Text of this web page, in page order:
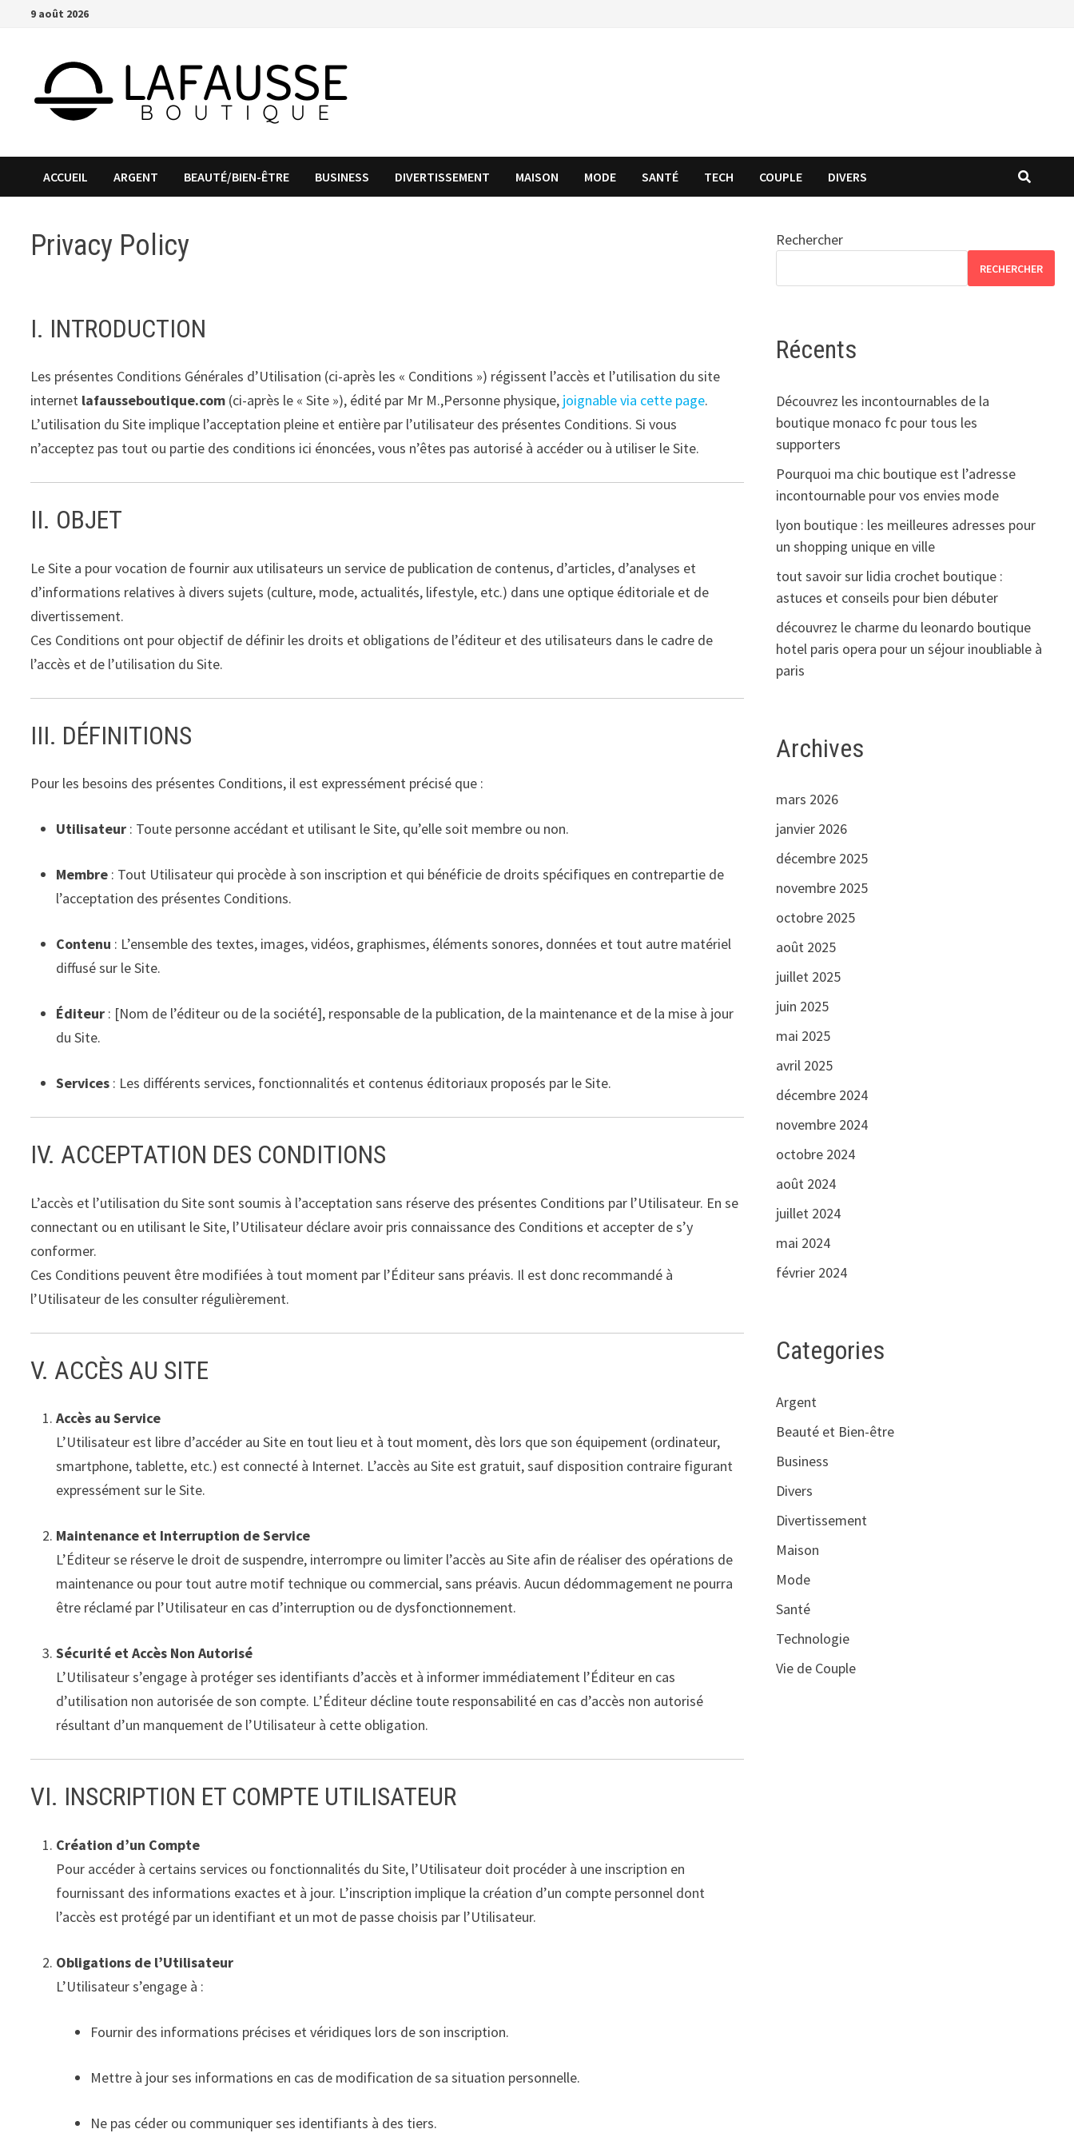
Passer9 août 2026
ACCUEIL ARGENT BEAUTÉ/BIEN-ÊTRE BUSINESS DIVERTISSEMENT MAISON MODE SANTÉ TECH COUPLE DIVERS
Privacy Policy
I. INTRODUCTION
Les présentes Conditions Générales d’Utilisation (ci-après les « Conditions ») régissent l’accès et l’utilisation du site
internet lafausseboutique.com (ci-après le « Site »), édité par Mr M.,Personne physique, joignable via cette page.
L’utilisation du Site implique l’acceptation pleine et entière par l’utilisateur des présentes Conditions. Si vous
n’acceptez pas tout ou partie des conditions ici énoncées, vous n’êtes pas autorisé à accéder ou à utiliser le Site.
II. OBJET
Le Site a pour vocation de fournir aux utilisateurs un service de publication de contenus, d’articles, d’analyses et
d’informations relatives à divers sujets (culture, mode, actualités, lifestyle, etc.) dans une optique éditoriale et de
divertissement.
Ces Conditions ont pour objectif de définir les droits et obligations de l’éditeur et des utilisateurs dans le cadre de
l’accès et de l’utilisation du Site.
III. DÉFINITIONS
Pour les besoins des présentes Conditions, il est expressément précisé que :
Utilisateur : Toute personne accédant et utilisant le Site, qu’elle soit membre ou non.
Membre : Tout Utilisateur qui procède à son inscription et qui bénéficie de droits spécifiques en contrepartie de
l’acceptation des présentes Conditions.
Contenu : L’ensemble des textes, images, vidéos, graphismes, éléments sonores, données et tout autre matériel
diffusé sur le Site.
Éditeur : [Nom de l’éditeur ou de la société], responsable de la publication, de la maintenance et de la mise à jour
du Site.
Services : Les différents services, fonctionnalités et contenus éditoriaux proposés par le Site.
IV. ACCEPTATION DES CONDITIONS
L’accès et l’utilisation du Site sont soumis à l’acceptation sans réserve des présentes Conditions par l’Utilisateur. En se
connectant ou en utilisant le Site, l’Utilisateur déclare avoir pris connaissance des Conditions et accepter de s’y
conformer.
Ces Conditions peuvent être modifiées à tout moment par l’Éditeur sans préavis. Il est donc recommandé à
l’Utilisateur de les consulter régulièrement.
V. ACCÈS AU SITE
Accès au Service
L’Utilisateur est libre d’accéder au Site en tout lieu et à tout moment, dès lors que son équipement (ordinateur,
smartphone, tablette, etc.) est connecté à Internet. L’accès au Site est gratuit, sauf disposition contraire figurant
expressément sur le Site.
Maintenance et Interruption de Service
L’Éditeur se réserve le droit de suspendre, interrompre ou limiter l’accès au Site afin de réaliser des opérations de
maintenance ou pour tout autre motif technique ou commercial, sans préavis. Aucun dédommagement ne pourra
être réclamé par l’Utilisateur en cas d’interruption ou de dysfonctionnement.
Sécurité et Accès Non Autorisé
L’Utilisateur s’engage à protéger ses identifiants d’accès et à informer immédiatement l’Éditeur en cas
d’utilisation non autorisée de son compte. L’Éditeur décline toute responsabilité en cas d’accès non autorisé
résultant d’un manquement de l’Utilisateur à cette obligation.
VI. INSCRIPTION ET COMPTE UTILISATEUR
Création d’un Compte
Pour accéder à certains services ou fonctionnalités du Site, l’Utilisateur doit procéder à une inscription en
fournissant des informations exactes et à jour. L’inscription implique la création d’un compte personnel dont
l’accès est protégé par un identifiant et un mot de passe choisis par l’Utilisateur.
Obligations de l’Utilisateur
L’Utilisateur s’engage à :
Fournir des informations précises et véridiques lors de son inscription.
Mettre à jour ses informations en cas de modification de sa situation personnelle.
Ne pas céder ou communiquer ses identifiants à des tiers.
Rechercher
RECHERCHER
Récents
Découvrez les incontournables de la
boutique monaco fc pour tous les
supporters
Pourquoi ma chic boutique est l’adresse
incontournable pour vos envies mode
lyon boutique : les meilleures adresses pour
un shopping unique en ville
tout savoir sur lidia crochet boutique :
astuces et conseils pour bien débuter
découvrez le charme du leonardo boutique
hotel paris opera pour un séjour inoubliable à
paris
Archives
mars 2026
janvier 2026
décembre 2025
novembre 2025
octobre 2025
août 2025
juillet 2025
juin 2025
mai 2025
avril 2025
décembre 2024
novembre 2024
octobre 2024
août 2024
juillet 2024
mai 2024
février 2024
Categories
Argent
Beauté et Bien-être
Business
Divers
Divertissement
Maison
Mode
Santé
Technologie
Vie de Couple